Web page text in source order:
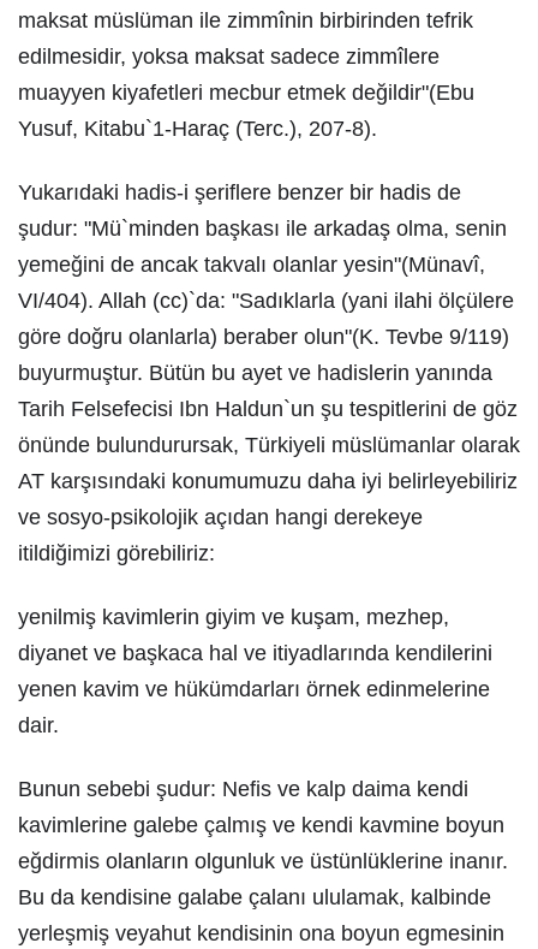
maksat müslüman ile zimmînin birbirinden tefrik
edilmesidir, yoksa maksat sadece zimmîlere
muayyen kiyafetleri mecbur etmek değildir"(Ebu
Yusuf, Kitabu`1-Haraç (Terc.), 207-8).
Yukarıdaki hadis-i şeriflere benzer bir hadis de
şudur: "Mü`minden başkası ile arkadaş olma, senin
yemeğini de ancak takvalı olanlar yesin"(Münavî,
VI/404). Allah (cc)`da: "Sadıklarla (yani ilahi ölçülere
göre doğru olanlarla) beraber olun"(K. Tevbe 9/119)
buyurmuştur. Bütün bu ayet ve hadislerin yanında
Tarih Felsefecisi Ibn Haldun`un şu tespitlerini de göz
önünde bulundurursak, Türkiyeli müslümanlar olarak
AT karşısındaki konumumuzu daha iyi belirleyebiliriz
ve sosyo-psikolojik açıdan hangi derekeye
itildiğimizi görebiliriz:
yenilmiş kavimlerin giyim ve kuşam, mezhep,
diyanet ve başkaca hal ve itiyadlarında kendilerini
yenen kavim ve hükümdarları örnek edinmelerine
dair.
Bunun sebebi şudur: Nefis ve kalp daima kendi
kavimlerine galebe çalmış ve kendi kavmine boyun
eğdirmis olanların olgunluk ve üstünlüklerine inanır.
Bu da kendisine galabe çalanı ululamak, kalbinde
yerleşmiş veyahut kendisinin ona boyun egmesinin